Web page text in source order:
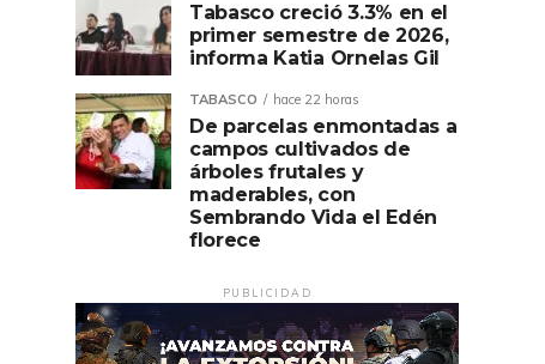
Tabasco creció 3.3% en el
primer semestre de 2026,
informa Katia Ornelas Gil
TABASCO hace 22 horas
De parcelas enmontadas a
campos cultivados de
árboles frutales y
maderables, con
Sembrando Vida el Edén
florece
PUBLICIDAD